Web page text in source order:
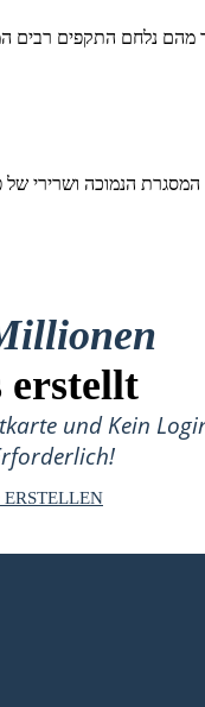
מהם נלחם התקפים רבים
erstellt
und Kein